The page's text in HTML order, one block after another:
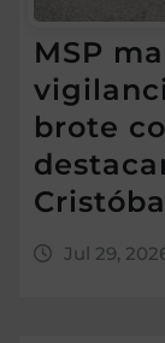
MSP
brote
Jul 29,